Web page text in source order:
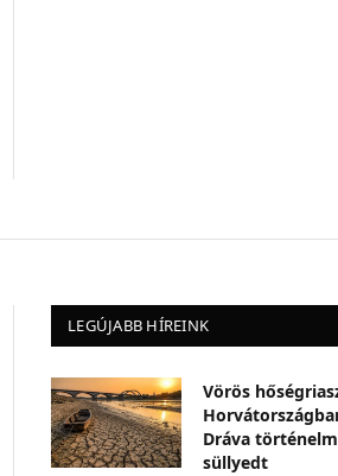
LEGÚJABB HÍREINK
Vörös
Dráva
süllyedt